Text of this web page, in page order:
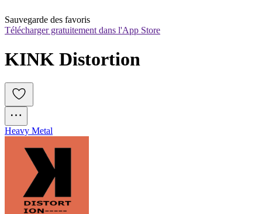
Sauvegarde des favoris
Télécharger gratuitement dans l'App Store
KINK Distortion
Heavy Metal